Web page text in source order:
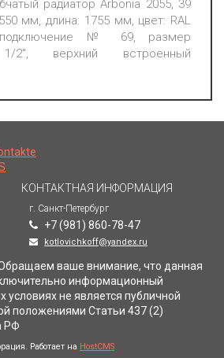
радиатор Arbonia 2055, 39
мм, длина: 1755 мм, цвет: RAL
№ 69, размер
1/2", верхний встроенный
КОНТАКТНАЯ ИНФОРМАЦИЯ
г. Санкт-Петербург
+7 (981) 860-78-47
kotlovichkoff@yandex.ru
ваше внимание, что данная
информационный
условиях не является публичной
положениями Статьи 437 (2)
РФ
Работает на HostCMS